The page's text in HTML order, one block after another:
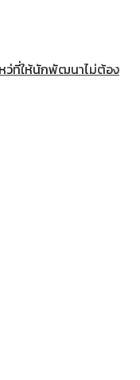
ว่ที่ให้นักพัฒนาไม่ต้อง